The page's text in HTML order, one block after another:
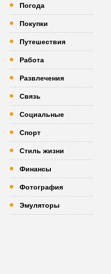
Погода
Покупки
Путешествия
Работа
Развлечения
Связь
Социальные
Спорт
Стиль жизни
Финансы
Фотография
Эмуляторы